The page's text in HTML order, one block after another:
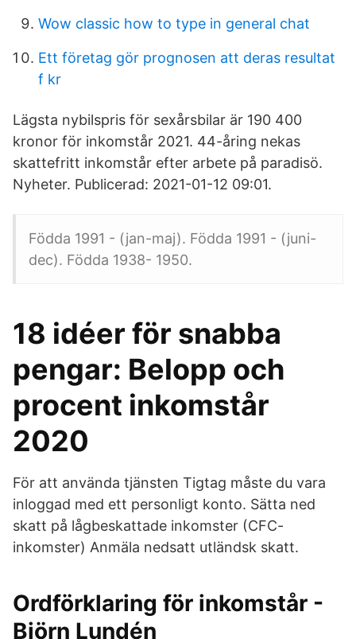
Wow classic how to type in general chat
Ett företag gör prognosen att deras resultat
f kr
Lägsta nybilspris för sexårsbilar är 190 400
kronor för inkomstår 2021. 44-åring nekas
skattefritt inkomstår efter arbete på paradisö.
Nyheter. Publicerad: 2021-01-12 09:01.
Födda 1991 - (jan-maj). Födda 1991 - (juni-
dec). Födda 1938- 1950.
18 idéer för snabba
pengar: Belopp och
procent inkomstår
2020
För att använda tjänsten Tigtag måste du vara
inloggad med ett personligt konto. Sätta ned
skatt på lågbeskattade inkomster (CFC-
inkomster) Anmäla nedsatt utländsk skatt.
Ordförklaring för inkomstår -
Björn Lundén